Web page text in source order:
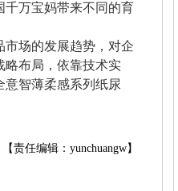
千万宝妈带来不同的育
场的发展趋势，对企
略布局，依靠技术实
智薄柔感系列纸尿
【责任编辑：yunchuangw】